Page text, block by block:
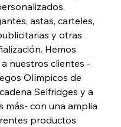
astas, carteles,
y otras
Hemos
nuestros clientes -
Olímpicos de
Selfridges y a
más- con una amplia
productos